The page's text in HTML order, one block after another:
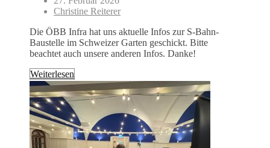
Christine Reiterer
Die ÖBB Infra hat uns aktuelle Infos zur S-Bahn-
Baustelle im Schweizer Garten geschickt. Bitte
beachtet auch unsere anderen Infos. Danke!
Weiterlesen